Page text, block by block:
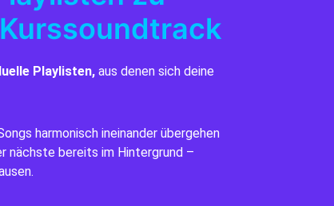
Playlisten,aus denen sich deine
harmonisch ineinander übergehen
nächste bereits im Hintergrund –